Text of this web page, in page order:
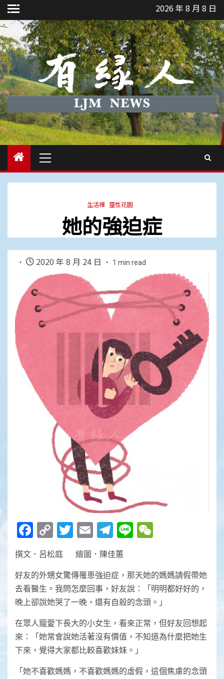
Skip
to
content
2026 年 8 月 8 日
Menu
生活禪 靈性花園
她的強迫症
2020 年 8 月 24 日 1 min read
Facebook
Copy
Link
Twitter
EmailTelegram
Line
撰文．呂松庭 繪圖．陳佳蕙
好友的外甥女驚傳罹患強迫症，那天她的媽媽請假帶她
去看醫生。我問怎麼回事，好友說：「明明都好好的，
晚上卻說她哭了一晚，還有自殺的念頭。」
在眾人寵愛下長大的小女生，看來正常，但好友回想起
來：「她常會說她活著沒有價值，不知道為什麼把她生
下來，覺得大家都比較喜歡妹妹。」
「她不喜歡媽媽，不喜歡媽媽的虛假，這個焦慮的念頭